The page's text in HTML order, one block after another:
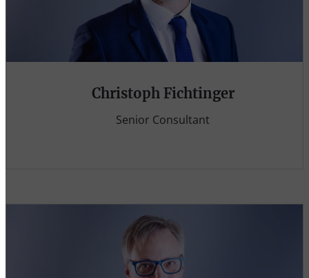
Christoph Fichtinger
Senior Consultant